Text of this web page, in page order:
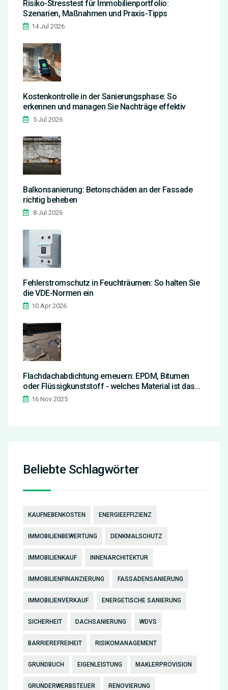
Risiko-Stresstest für Immobilienportfolio:
Szenarien, Maßnahmen und Praxis-Tipps
14 Jul 2026
Kostenkontrolle in der Sanierungsphase: So
erkennen und managen Sie Nachträge effektiv
5 Jul 2026
Balkonsanierung: Betonschäden an der Fassade
richtig beheben
8 Jul 2026
Fehlerstromschutz in Feuchträumen: So halten Sie
die VDE-Normen ein
10 Apr 2026
Flachdachabdichtung erneuern: EPDM, Bitumen
oder Flüssigkunststoff - welches Material ist das
beste?
16 Nov 2025
Beliebte Schlagwörter
KAUFNEBENKOSTEN ENERGIEEFFIZIENZ
IMMOBILIENBEWERTUNG DENKMALSCHUTZ
IMMOBILIENKAUF INNENARCHITEKTUR
IMMOBILIENFINANZIERUNG FASSADENSANIERUNG
IMMOBILIENVERKAUF ENERGETISCHE SANIERUNG
SICHERHEIT DACHSANIERUNG WDVS
BARRIEREFREIHEIT RISIKOMANAGEMENT
GRUNDBUCH EIGENLEISTUNG MAKLERPROVISION
GRUNDERWERBSTEUER RENOVIERUNG